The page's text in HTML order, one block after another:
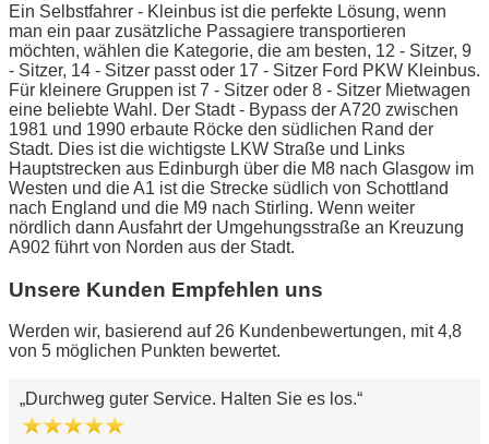
Ein Selbstfahrer - Kleinbus ist die perfekte Lösung, wenn
man ein paar zusätzliche Passagiere transportieren
möchten, wählen die Kategorie, die am besten, 12 - Sitzer, 9
- Sitzer, 14 - Sitzer passt oder 17 - Sitzer Ford PKW Kleinbus.
Für kleinere Gruppen ist 7 - Sitzer oder 8 - Sitzer Mietwagen
eine beliebte Wahl. Der Stadt - Bypass der A720 zwischen
1981 und 1990 erbaute Röcke den südlichen Rand der
Stadt. Dies ist die wichtigste LKW Straße und Links
Hauptstrecken aus Edinburgh über die M8 nach Glasgow im
Westen und die A1 ist die Strecke südlich von Schottland
nach England und die M9 nach Stirling. Wenn weiter
nördlich dann Ausfahrt der Umgehungsstraße an Kreuzung
A902 führt von Norden aus der Stadt.
Unsere Kunden Empfehlen uns
Werden wir, basierend auf 26 Kundenbewertungen, mit 4,8
von 5 möglichen Punkten bewertet.
Durchweg guter Service. Halten Sie es los.